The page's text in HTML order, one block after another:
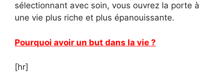
sélectionnant avec soin, vous ouvrez la porte à
une vie plus riche et plus épanouissante.
Pourquoi avoir un but dans la vie ?
[hr]